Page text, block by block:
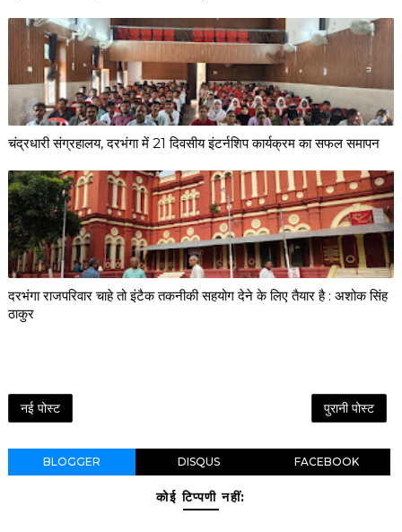
चंद्रधारी संग्रहालय, दरभंगा में 21 दिवसीय इंटर्नशिप कार्यक्रम का सफल समापन
दरभंगा राजपरिवार चाहे तो इंटैक तकनीकी सहयोग देने के लिए तैयार है : अशोक सिंह
ठाकुर
नई पोस्ट पुरानी पोस्ट
BLOGGER DISQUS FACEBOOK
कोई टिप्पणी नहीं: